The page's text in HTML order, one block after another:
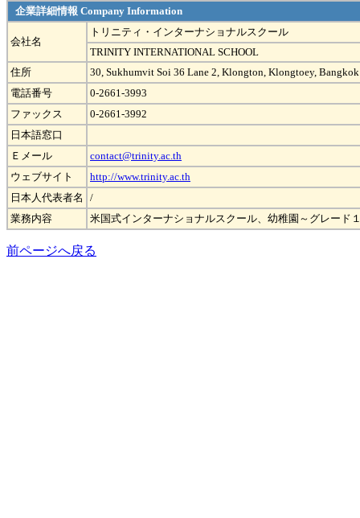
企業詳細情報 Company Information
会社名
トリニティ・インターナショナルスクール
TRINITY INTERNATIONAL SCHOOL
住所
30, Sukhumvit Soi 36 Lane 2, Klongton, Klongtoey,
電話番号
0-2661-3993
ファックス
0-2661-3992
日本語窓口
Ｅメール
contact@trinity.ac.th
ウェブサイト
http://www.trinity.ac.th
日本人代表者名
/
業務内容
米国式インターナショナルスクール、幼稚園～グレード
前ページへ戻る